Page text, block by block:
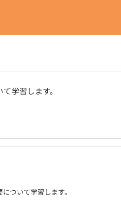
学習します。
ついて学習します。